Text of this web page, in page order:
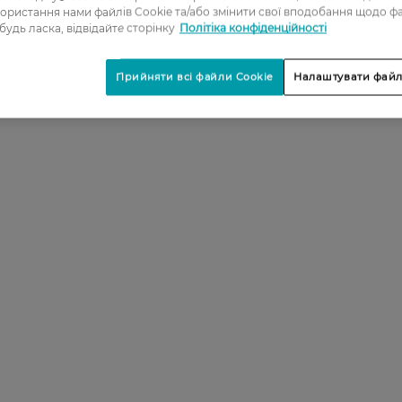
нами файлів Cookie та/або змінити свої вподобання щодо
ласка, відвідайте сторінку Політіка конфіденційності
Налаштувати
Прийняти всі файли Cookie